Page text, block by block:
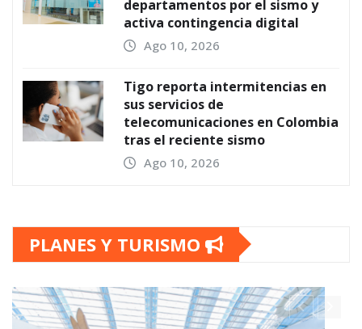
departamentos por el sismo y
activa contingencia digital
Ago 10, 2026
Tigo reporta intermitencias en
sus servicios de
telecomunicaciones en Colombia
tras el reciente sismo
Ago 10, 2026
PLANES Y TURISMO